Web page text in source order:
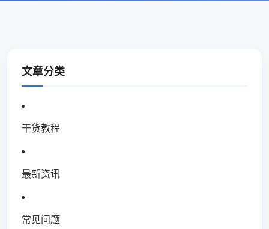
文章分类
干货教程
最新资讯
常见问题